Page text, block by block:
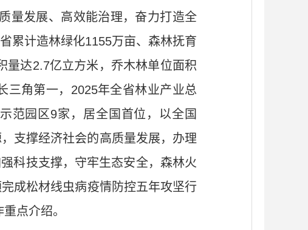
量发展、高效能治理，奋力打造全
累计造林绿化1155万亩、森林抚育
量达2.7亿立方米，乔木林单位面积
三角第一，2025年全省林业产业总
范园区9家，居全国首位，以全国
支撑经济社会的高质量发展，办理
科技支撑，守牢生态安全，森林火
成松材线虫病疫情防控五年攻坚行
重点介绍。